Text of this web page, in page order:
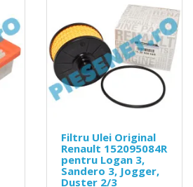
Filtru Ulei Original
Renault 152095084R
pentru Logan 3,
Sandero 3, Jogger,
Duster 2/3